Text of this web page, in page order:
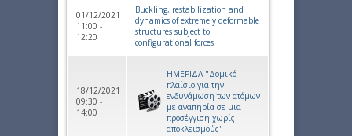
01/12/2021
11:00 -
12:20
Buckling, restabilization and
dynamics of extremely deformable
structures subject to
configurational forces
18/12/2021
09:30 -
14:00
ΗΜΕΡΙΔΑ "Δομικό
πλαίσιο για την
ενδυνάμωση των ατόμων
με αναπηρία σε μια
προσέγγιση χωρίς
αποκλεισμούς"